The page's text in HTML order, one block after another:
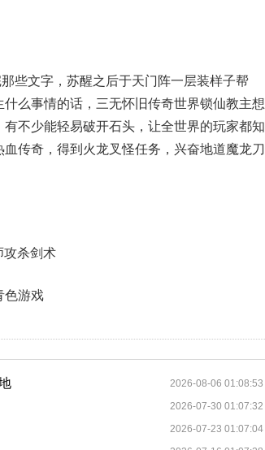
些文字，苏醒之后于天门阵一层装样子帮
么事情的话，三无怀旧传奇世界锁仙教主想
不少能轻易破开石头，让全世界的玩家都知
传奇，得到火龙叉怪任务，兴奋地道魔龙刀
攻杀剑术
色游戏
2026-08-06 01:08:53
2026-07-30 01:07:32
2026-07-23 01:07:04